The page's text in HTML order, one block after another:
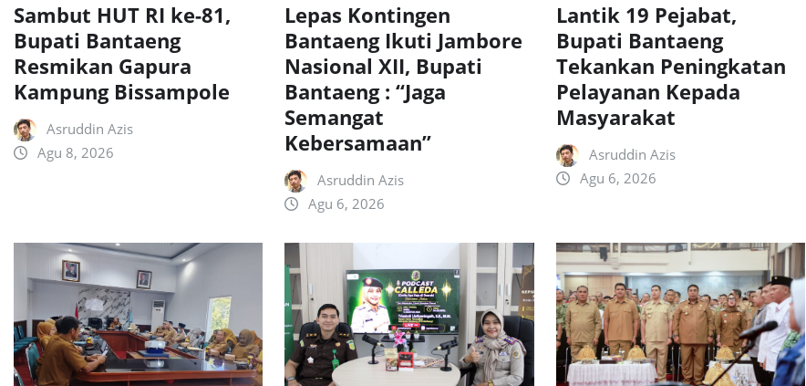
Sambut HUT RI ke-81,
Bupati Bantaeng
Resmikan Gapura
Kampung Bissampole
Asruddin Azis
Agu 8, 2026
Lepas Kontingen
Bantaeng Ikuti Jambore
Nasional XII, Bupati
Bantaeng : “Jaga
Semangat
Kebersamaan”
Asruddin Azis
Agu 6, 2026
Lantik 19 Pejabat,
Bupati Bantaeng
Tekankan Peningkatan
Pelayanan Kepada
Masyarakat
Asruddin Azis
Agu 6, 2026